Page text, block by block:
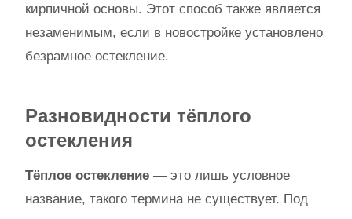
кирпичной основы. Этот способ также является
незаменимым, если в новостройке установлено
безрамное остекление.
Разновидности тёплого
остекления
Тёплое остекление — это лишь условное
название, такого термина не существует. Под